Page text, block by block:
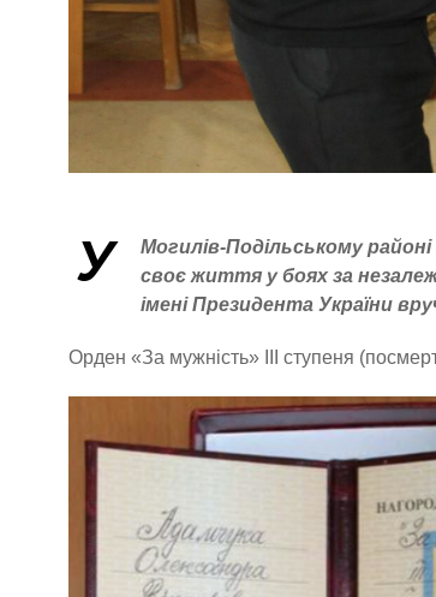
У
Могилів-Подільському
своє життя у боях за
імені Президента України
Орден «За мужність» III ступеня